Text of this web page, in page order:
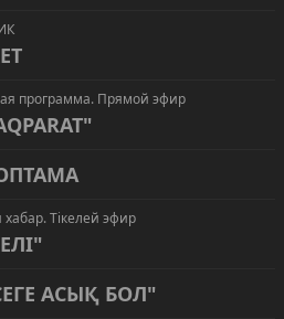
программа. Прямой эфир
Тікелей эфир
АСЫҚ БОЛ"